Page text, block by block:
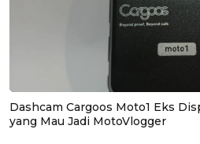
Dashcam Cargoos Moto1 Eks
yang Mau Jadi MotoVlogger